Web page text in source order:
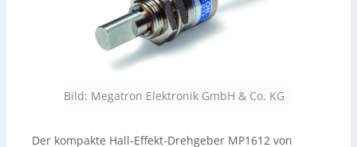
Bild: Megatron Elektronik GmbH & Co. KG
Der kompakte Hall-Effekt-Drehgeber MP1612 von